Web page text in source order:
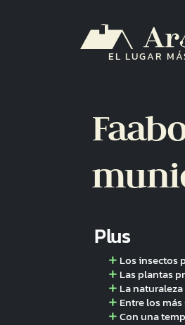
EL LUGAR
Plus
Los insectos
Las plantas
La
Entre los
Con una